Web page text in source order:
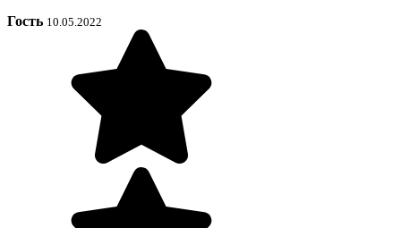
Гость 10.05.2022